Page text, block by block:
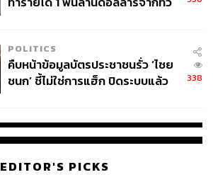
POLITICS
คืบหน้าข้อมูลบัตรประชาชนรั่ว ‘ไชย
ชนก’ ชี้ไม่ใช่การแฮ็ก ปิดระบบแล้ว
338
EDITOR'S PICKS